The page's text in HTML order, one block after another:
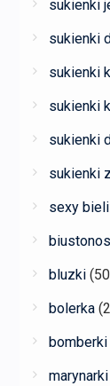
sukienki
sukienki
sukienki
sukienki
sukienki
sukienki
sexy
bluzki
bolerka
bomberki
marynarki